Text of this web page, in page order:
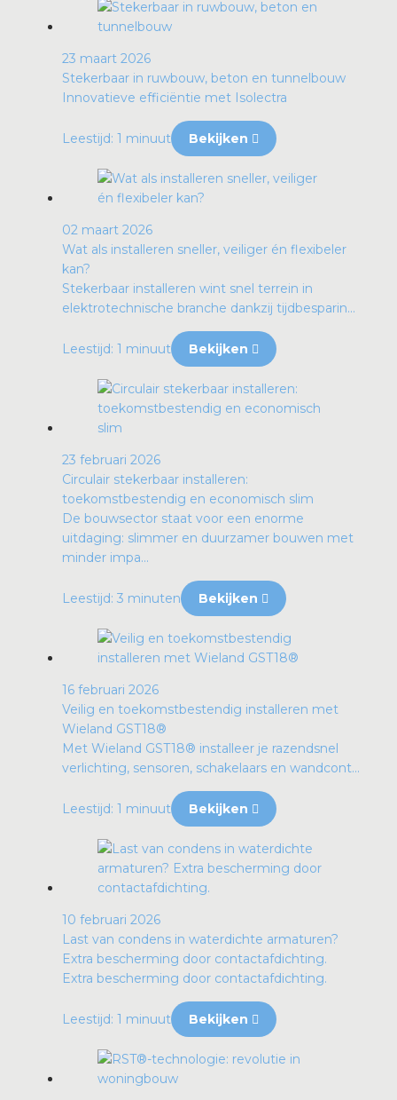
23 maart 2026
Stekerbaar in ruwbouw, beton en tunnelbouw
Innovatieve efficiëntie met Isolectra
Leestijd: 1 minuut Bekijken
02 maart 2026
Wat als installeren sneller, veiliger én flexibeler
kan?
Stekerbaar installeren wint snel terrein in
elektrotechnische branche dankzij tijdbesparin...
Leestijd: 1 minuut Bekijken
23 februari 2026
Circulair stekerbaar installeren:
toekomstbestendig en economisch slim
De bouwsector staat voor een enorme
uitdaging: slimmer en duurzamer bouwen met
minder impa...
Leestijd: 3 minuten Bekijken
16 februari 2026
Veilig en toekomstbestendig installeren met
Wieland GST18®
Met Wieland GST18® installeer je razendsnel
verlichting, sensoren, schakelaars en wandcont...
Leestijd: 1 minuut Bekijken
10 februari 2026
Last van condens in waterdichte armaturen?
Extra bescherming door contactafdichting.
Extra bescherming door contactafdichting.
Leestijd: 1 minuut Bekijken